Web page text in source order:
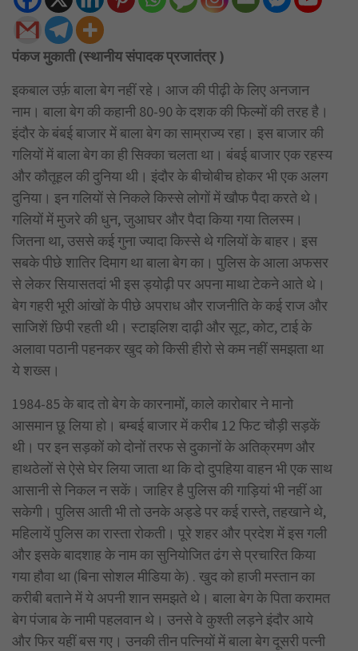
पंकज मुकाती (स्थानीय संपादक प्रजातंत्र )
इकबाल उर्फ़ बाला बेग नहीं रहे। आज की पीढ़ी के लिए अनजान
नाम। बाला बेग की कहानी 80-90 के दशक की फिल्मों की तरह है।
इंदौर के बंबई बाजार में बाला बेग का साम्राज्य रहा। इस बाजार की
गलियों में बाला बेग का ही सिक्का चलता था। बंबई बाजार एक रहस्य
और कौतूहल की दुनिया थी। इंदौर के बीचोबीच होकर भी एक अलग
दुनिया। इन गलियों से निकले किस्से लोगों में खौफ पैदा करते थे।
गलियों में मुजरे की धुन, जुआघर और पैदा किया गया तिलस्म।
जितना था, उससे कई गुना ज्यादा किस्से थे गलियों के बाहर। इस
सबके पीछे शातिर दिमाग था बाला बेग का। पुलिस के आला अफसर
से लेकर सियासतदां भी इस ड्योढ़ी पर अपना माथा टेकने आते थे।
बेग गहरी भूरी आंखों के पीछे अपराध और राजनीति के कई राज और
साजिशें छिपी रहती थी। स्टाइलिश दाढ़ी और सूट, कोट, टाई के
अलावा पठानी पहनकर खुद को किसी हीरो से कम नहीं समझता था
ये शख्स।
1984-85 के बाद तो बेग के कारनामों, काले कारोबार ने मानो
आसमान छू लिया हो। बम्बई बाजार में करीब 12 फिट चौड़ी सड़कें
थी। पर इन सड़कों को दोनों तरफ से दुकानों के अतिक्रमण और
हाथठेलों से ऐसे घेर लिया जाता था कि दो दुपहिया वाहन भी एक साथ
आसानी से निकल न सकें। जाहिर है पुलिस की गाड़ियां भी नहीं आ
सकेगी। पुलिस आती भी तो उनके अड्डे पर कई रास्ते, तहखाने थे,
महिलायें पुलिस का रास्ता रोकती। पूरे शहर और प्रदेश में इस गली
और इसके बादशाह के नाम का सुनियोजित ढंग से प्रचारित किया
गया हौवा था (बिना सोशल मीडिया के) . खुद को हाजी मस्तान का
करीबी बताने में ये अपनी शान समझते थे। बाला बेग के पिता करामत
बेग पंजाब के नामी पहलवान थे। उनसे वे कुश्ती लड़ने इंदौर आये
और फिर यहीं बस गए। उनकी तीन पत्नियों में बाला बेग दूसरी पत्नी